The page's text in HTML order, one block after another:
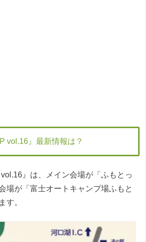
vol.16』最新情報は？
vol.16』は、メイン会場が「ふもとっ
場が「富士オートキャンプ場ふもと
す。